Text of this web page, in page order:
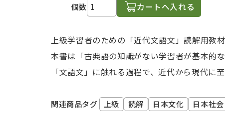
個数
カートへ入れる
上級学習者のための「近代文語文」読解用教材
本書は「古典語の知識がない学習者が基本的
「文語文」に触れる過程で、近代から現代に
関連商品タグ 上級 読解 日本文化 日本社会